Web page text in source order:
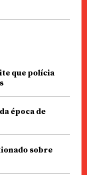
que polícia
época de
sobre